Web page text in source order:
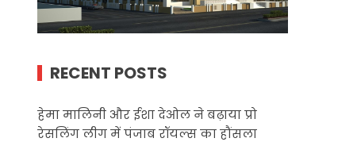
RECENT POSTS
हेमा मालिनी और ईशा देओल ने बढ़ाया प्रो
रेसलिंग लीग में पंजाब रॉयल्स का हौंसला